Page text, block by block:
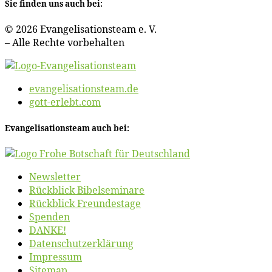
Sie fin­den uns auch bei:
© 2026 Evan­ge­li­sa­ti­ons­team e. V.
– Al­le Rech­te vorbehalten
evangelisationsteam.de
gott-erlebt.com
Evan­ge­li­sa­ti­ons­team auch bei:
News­let­ter
Rück­blick Bibelseminare
Rück­blick Freundestage
Spen­den
DANKE!
Daten­schutz­er­klä­rung
Im­pres­sum